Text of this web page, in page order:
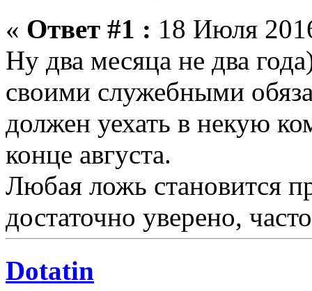
« Ответ #1 : 18 Июля
Ну два месяца не два
своими служебными
должен уехать в некую
конце августа.
Любая ложь становится
достаточно уверено,
Dotatin